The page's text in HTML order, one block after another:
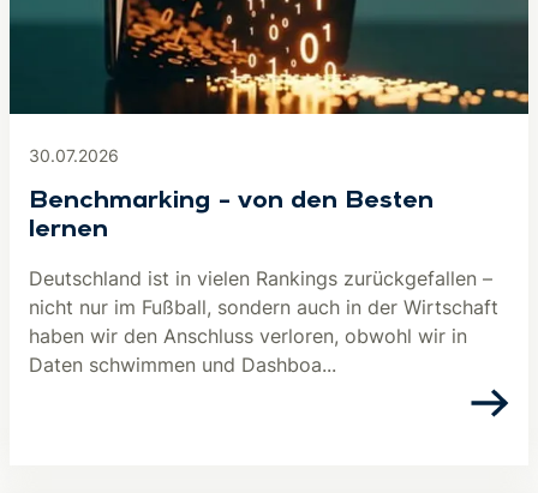
30.07.2026
Benchmarking – von den Besten
lernen
Deutschland ist in vielen Rankings zurückgefallen –
nicht nur im Fußball, sondern auch in der Wirtschaft
haben wir den Anschluss verloren, obwohl wir in
Daten schwimmen und Dashboa...